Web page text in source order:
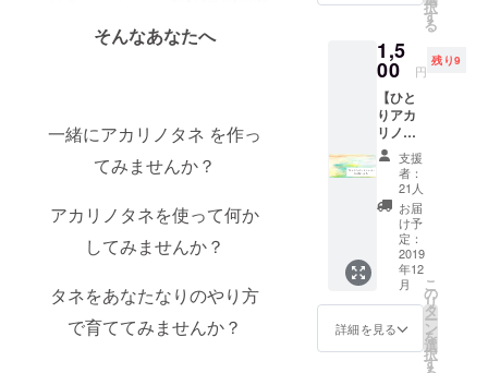
そんなあなたへ
一緒にアカリノタネ を作っ
てみませんか？
アカリノタネを使って何か
してみませんか？
タネをあなたなりのやり方
で育ててみませんか？
距離
だった
らオフ
ライン
で、離
れてい
てもオ
ンライ
ンで、
アカリ
ノタネ
の会議
を一緒
に作れ
る仲間
を募集
しま
択
す
る
1,5
00 円
残り9
【ひと
りアカ
リノタ
ネセッ
ト
（キャ
ンドル
＋ス
テッ
カー＋
アカリ
ノ絵
本）を
お届け
しま
支援
者：
21人
お届
け予
定：
2019
年12
月
詳細を見る
こ
の
リ
タ
ー
ン
を
選
択
す